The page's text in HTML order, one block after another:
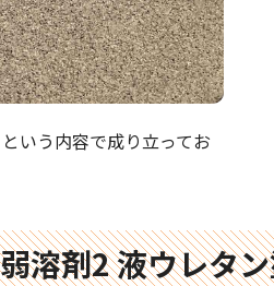
いう内容で成り立ってお
溶剤2 液ウレタ